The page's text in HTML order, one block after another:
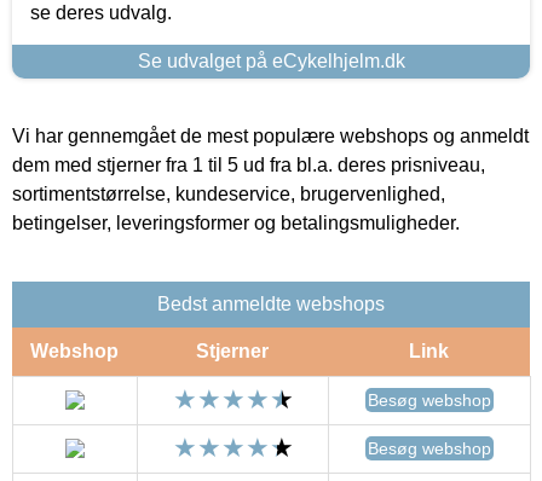
se deres udvalg.
Se udvalget på eCykelhjelm.dk
Vi har gennemgået de mest populære webshops og anmeldt
dem med stjerner fra 1 til 5 ud fra bl.a. deres prisniveau,
sortimentstørrelse, kundeservice, brugervenlighed,
betingelser, leveringsformer og betalingsmuligheder.
Bedst anmeldte webshops
Webshop Stjerner Link
Besøg webshop
Besøg webshop